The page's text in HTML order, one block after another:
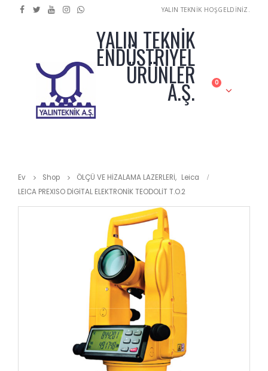
YALIN TEKNİK HOŞGELDİNİZ.
YALIN TEKNİK
ENDÜSTRİYEL
ÜRÜNLER
A.Ş. 0
Ev Shop ÖLÇÜ VE HİZALAMA LAZERLERİ, Leica
LEICA PREXISO DİGİTAL ELEKTRONİK TEODOLİT T.O.2